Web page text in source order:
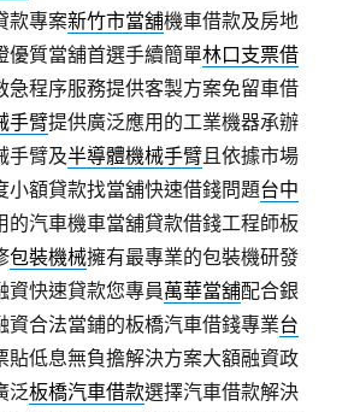
款專案新竹市當舖機車借款及房地
優質當舖首選手續簡單林口支票借
急程序服務提供客製方案免留車借
手臂提供廣泛應用的工業機器承辦
手臂及半導體機械手臂且依據市場
小額貸款找當舖快速借錢問題台中
的汽車機車當舖貸款借錢工程師板
包裝機械擁有最專業的包裝機研發
資快速貸款您專員萬華當舖配合銀
資合法當鋪的板橋汽車借錢專業台
貼低息無負擔解決方案大額融資政
泛板橋汽車借款選擇汽車借款解決